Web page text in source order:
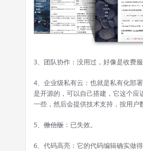
3、团队协作：没用过，好像是收费服
4、企业级私有云：也就是私有化部
是开源的，可以自己搭建，它这个应
一些，然后会提供技术支持，按用户
5、 微信版 ：已失效。
6、代码高亮：它的代码编辑确实做